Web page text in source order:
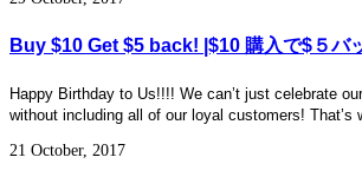
Buy $10 Get $5 back! |$10 購入で$５バ
Happy Birthday to Us!!!! We can’t just celebrate
without including all of our loyal customers! That’s
21 October, 2017